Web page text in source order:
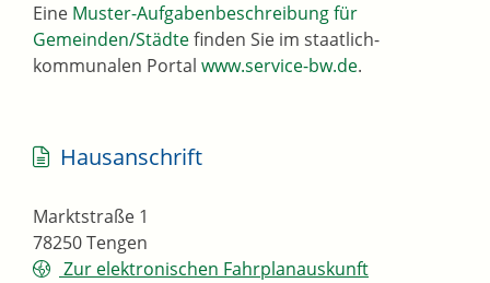
Eine Muster-Aufgabenbeschreibung für
Gemeinden/Städtefinden Sie im staatlich-
kommunalen Portal www.service-bw.de.
Hausanschrift
Marktstraße 1
78250Tengen
Zur elektronischen Fahrplanauskunft